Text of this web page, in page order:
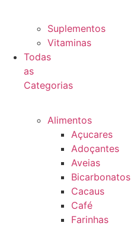
Suplementos
Vitaminas
Todas
as
Categorias
Alimentos
Açucares
Adoçantes
Aveias
Bicarbonatos
Cacaus
Café
Farinhas